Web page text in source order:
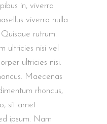
in, viverra
viverra nulla
rutrum.
ultricies nisi vel
ultricies nisi.
Maecenas
rhoncus,
sit amet
ipsum. Nam